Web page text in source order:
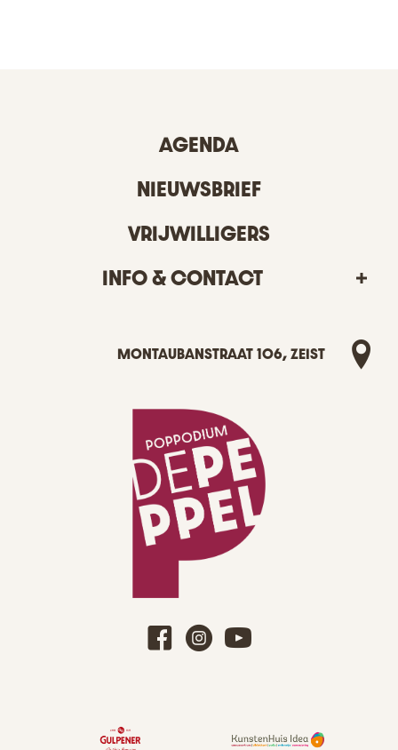
AGENDA
NIEUWSBRIEF
VRIJWILLIGERS
INFO & CONTACT
MONTAUBANSTRAAT 106, ZEIST